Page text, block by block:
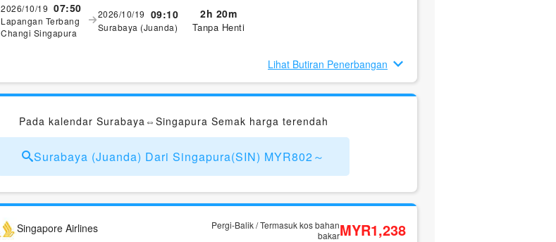
2026/10/19 07:50
Lapangan Terbang
Changi Singapura
2026/10/19 09:10
Surabaya (Juanda)
2h 20m
Tanpa Henti
Lihat Butiran Penerbangan
Pada kalendar Surabaya⇔Singapura Semak harga terendah
Surabaya (Juanda) Dari Singapura(SIN) MYR802～
Singapore Airlines
Pergi-Balik / Termasuk kos bahan
bakarMYR1,238